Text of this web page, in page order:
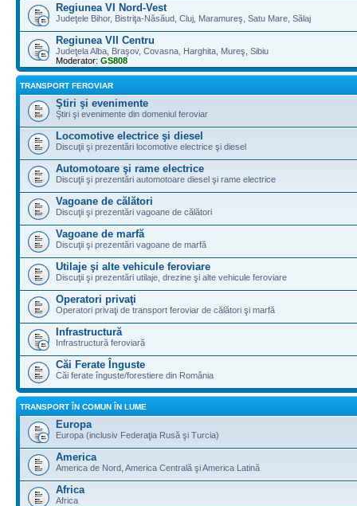
Regiunea VI Nord-Vest
Judeţele Bihor, Bistriţa-Năsăud, Cluj, Maramureş, Satu Mare, Sălaj
Regiunea VII Centru
Judeţela Alba, Braşov, Covasna, Harghita, Mureş, Sibiu
Moderator: GS808
TRANSPORT FEROVIAR
Ştiri şi evenimente
Ştiri şi evenimente din domeniul feroviar
Locomotive electrice şi diesel
Discuţii şi prezentări locomotive electrice şi diesel
Automotoare şi rame electrice
Discuţii şi prezentări automotoare diesel şi rame electrice
Vagoane de călători
Discuţii şi prezentări vagoane de călători
Vagoane de marfă
Discuţii şi prezentări vagoane de marfă
Utilaje şi alte vehicule feroviare
Discuţii şi prezentări utilaje, drezine şi alte vehicule feroviare
Operatori privaţi
Operatori privaţi de transport feroviar de călători şi marfă
Infrastructură
Infrastructură feroviară
Căi Ferate Înguste
Căi ferate înguste/forestiere din România
TRANSPORT ÎN COMUN ÎN LUME
Europa
Europa (inclusiv Federaţia Rusă şi Turcia)
America
America de Nord, America Centrală şi America Latină
Africa
Africa